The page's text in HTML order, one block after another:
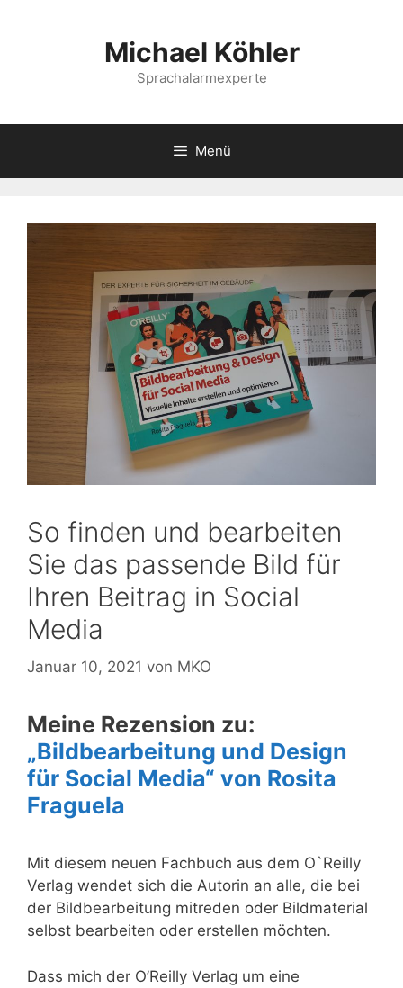
Michael Köhler
Sprachalarmexperte
Menü
So finden und bearbeiten
Sie das passende Bild für
Ihren Beitrag in Social
Media
Januar 10, 2021 von MKO
Meine Rezension zu:
„Bildbearbeitung und Design
für Social Media“ von Rosita
Fraguela
Mit diesem neuen Fachbuch aus dem O`Reilly
Verlag wendet sich die Autorin an alle, die bei
der Bildbearbeitung mitreden oder Bildmaterial
selbst bearbeiten oder erstellen möchten.
Dass mich der O’Reilly Verlag um eine